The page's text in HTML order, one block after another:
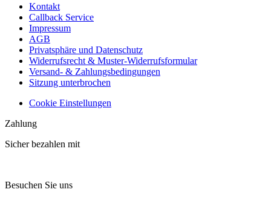
Kontakt
Callback Service
Impressum
AGB
Privatsphäre und Datenschutz
Widerrufsrecht & Muster-Widerrufsformular
Versand- & Zahlungsbedingungen
Sitzung unterbrochen
Cookie Einstellungen
Zahlung
Sicher bezahlen mit
Besuchen Sie uns